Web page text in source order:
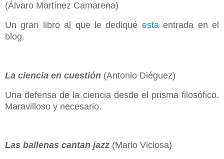
(Álvaro Martínez Camarena)
Un gran libro al que le dediqué estaentrada en el
blog.
La ciencia en cuestión (Antonio Diéguez)
Una defensa de la ciencia desde el prisma filosófico.
Maravilloso y necesario.
Las ballenas cantan jazz (Mario Viciosa)